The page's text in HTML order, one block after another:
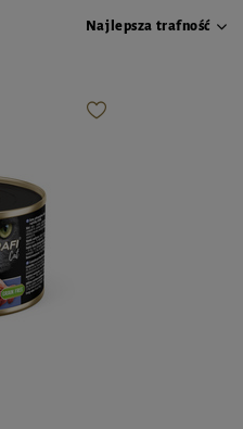
Najlepsza trafność